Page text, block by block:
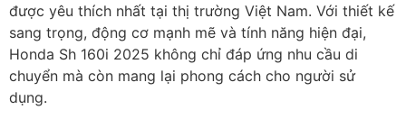
được yêu thích nhất tại thị trường Việt Nam. Với thiết kế
sang trọng, động cơ mạnh mẽ và tính năng hiện đại,
Honda Sh 160i 2025 không chỉ đáp ứng nhu cầu di
chuyển mà còn mang lại phong cách cho người sử
dụng.